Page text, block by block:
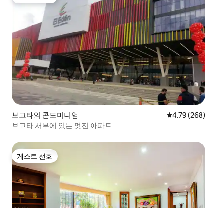
보고타의 콘도미니엄 평점 4.79점(5
4.79 (268)
보고타 서부에 있는 멋진 아파트
게스트 선호
게스트 선호